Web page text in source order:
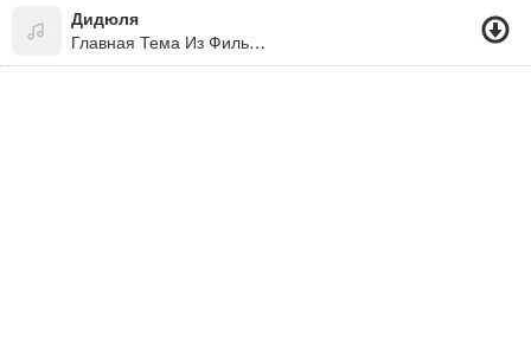
Дидюля
Главная Тема Из Фильма Кочегар